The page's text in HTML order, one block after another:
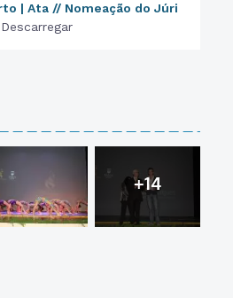
| Ata // Nomeação do Júri
Descarregar
+14